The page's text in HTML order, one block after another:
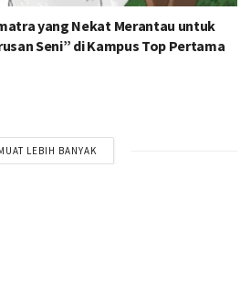
yang Nekat Merantau untuk
Seni” di Kampus Top Pertama
LEBIH BANYAK